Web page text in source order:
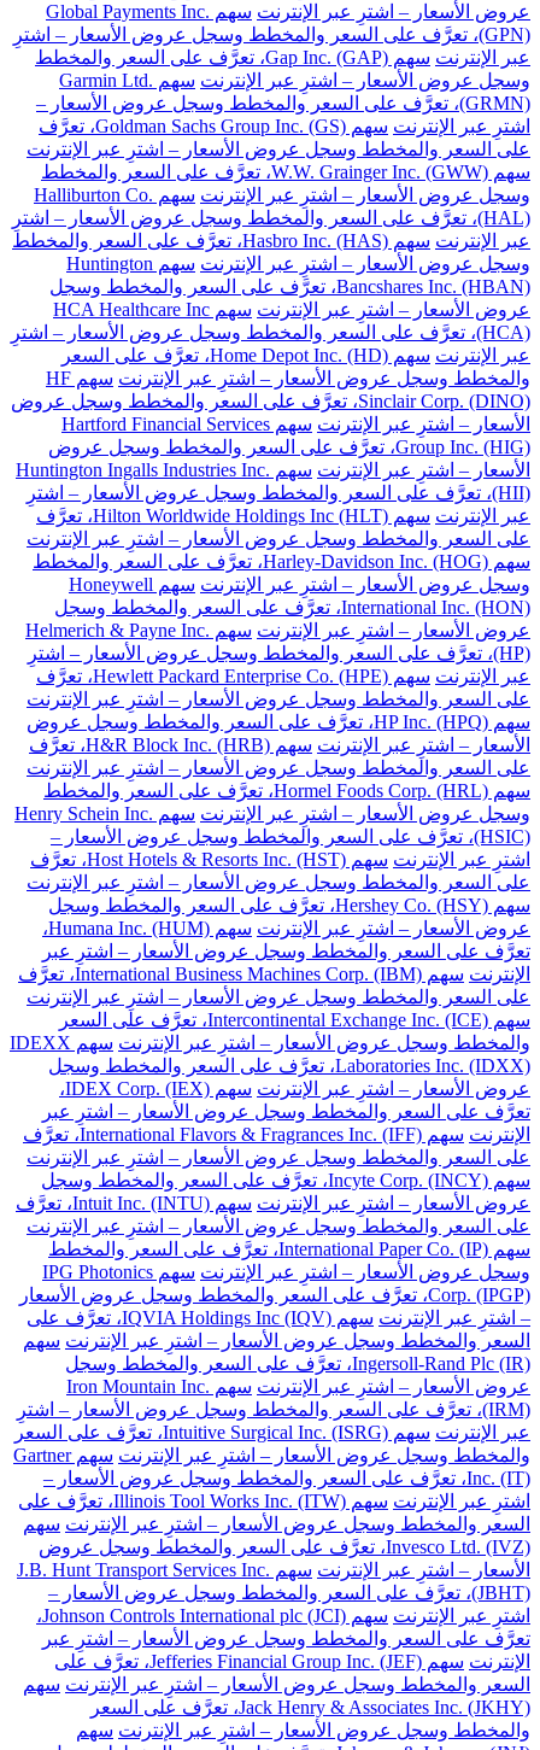
عروض الأسعار – اشترِ عبر الإنترنت
سهم Global Payments Inc.
(GPN)، تعرَّف على السعر والمخطط وسجل عروض الأسعار – اشترِ
عبر الإنترنت
سهم Gap Inc. (GAP)، تعرَّف على السعر والمخطط
وسجل عروض الأسعار – اشترِ عبر الإنترنت
سهم Garmin Ltd.
(GRMN)، تعرَّف على السعر والمخطط وسجل عروض الأسعار –
اشترِ عبر الإنترنت
سهم Goldman Sachs Group Inc. (GS)، تعرَّف
على السعر والمخطط وسجل عروض الأسعار – اشترِ عبر الإنترنت
سهم W.W. Grainger Inc. (GWW)، تعرَّف على السعر والمخطط
وسجل عروض الأسعار – اشترِ عبر الإنترنت
سهم Halliburton Co.
(HAL)، تعرَّف على السعر والمخطط وسجل عروض الأسعار – اشترِ
عبر الإنترنت
سهم Hasbro Inc. (HAS)، تعرَّف على السعر والمخطط
وسجل عروض الأسعار – اشترِ عبر الإنترنت
سهم Huntington
Bancshares Inc. (HBAN)، تعرَّف على السعر والمخطط وسجل
عروض الأسعار – اشترِ عبر الإنترنت
سهم HCA Healthcare Inc
(HCA)، تعرَّف على السعر والمخطط وسجل عروض الأسعار – اشترِ
عبر الإنترنت
سهم Home Depot Inc. (HD)، تعرَّف على السعر
والمخطط وسجل عروض الأسعار – اشترِ عبر الإنترنت
سهم HF
Sinclair Corp. (DINO)، تعرَّف على السعر والمخطط وسجل عروض
الأسعار – اشترِ عبر الإنترنت
سهم Hartford Financial Services
Group Inc. (HIG)، تعرَّف على السعر والمخطط وسجل عروض
الأسعار – اشترِ عبر الإنترنت
سهم Huntington Ingalls Industries Inc.
(HII)، تعرَّف على السعر والمخطط وسجل عروض الأسعار – اشترِ
عبر الإنترنت
سهم Hilton Worldwide Holdings Inc (HLT)، تعرَّف
على السعر والمخطط وسجل عروض الأسعار – اشترِ عبر الإنترنت
سهم Harley-Davidson Inc. (HOG)، تعرَّف على السعر والمخطط
وسجل عروض الأسعار – اشترِ عبر الإنترنت
سهم Honeywell
International Inc. (HON)، تعرَّف على السعر والمخطط وسجل
عروض الأسعار – اشترِ عبر الإنترنت
سهم Helmerich & Payne Inc.
(HP)، تعرَّف على السعر والمخطط وسجل عروض الأسعار – اشترِ
عبر الإنترنت
سهم Hewlett Packard Enterprise Co. (HPE)، تعرَّف
على السعر والمخطط وسجل عروض الأسعار – اشترِ عبر الإنترنت
سهم HP Inc. (HPQ)، تعرَّف على السعر والمخطط وسجل عروض
الأسعار – اشترِ عبر الإنترنت
سهم H&R Block Inc. (HRB)، تعرَّف
على السعر والمخطط وسجل عروض الأسعار – اشترِ عبر الإنترنت
سهم Hormel Foods Corp. (HRL)، تعرَّف على السعر والمخطط
وسجل عروض الأسعار – اشترِ عبر الإنترنت
سهم Henry Schein Inc.
(HSIC)، تعرَّف على السعر والمخطط وسجل عروض الأسعار –
اشترِ عبر الإنترنت
سهم Host Hotels & Resorts Inc. (HST)، تعرَّف
على السعر والمخطط وسجل عروض الأسعار – اشترِ عبر الإنترنت
سهم Hershey Co. (HSY)، تعرَّف على السعر والمخطط وسجل
عروض الأسعار – اشترِ عبر الإنترنت
سهم Humana Inc. (HUM)،
تعرَّف على السعر والمخطط وسجل عروض الأسعار – اشترِ عبر
الإنترنت
سهم International Business Machines Corp. (IBM)، تعرَّف
على السعر والمخطط وسجل عروض الأسعار – اشترِ عبر الإنترنت
سهم Intercontinental Exchange Inc. (ICE)، تعرَّف على السعر
والمخطط وسجل عروض الأسعار – اشترِ عبر الإنترنت
سهم IDEXX
Laboratories Inc. (IDXX)، تعرَّف على السعر والمخطط وسجل
عروض الأسعار – اشترِ عبر الإنترنت
سهم IDEX Corp. (IEX)،
تعرَّف على السعر والمخطط وسجل عروض الأسعار – اشترِ عبر
الإنترنت
سهم International Flavors & Fragrances Inc. (IFF)، تعرَّف
على السعر والمخطط وسجل عروض الأسعار – اشترِ عبر الإنترنت
سهم Incyte Corp. (INCY)، تعرَّف على السعر والمخطط وسجل
عروض الأسعار – اشترِ عبر الإنترنت
سهم Intuit Inc. (INTU)، تعرَّف
على السعر والمخطط وسجل عروض الأسعار – اشترِ عبر الإنترنت
سهم International Paper Co. (IP)، تعرَّف على السعر والمخطط
وسجل عروض الأسعار – اشترِ عبر الإنترنت
سهم IPG Photonics
Corp. (IPGP)، تعرَّف على السعر والمخطط وسجل عروض الأسعار
– اشترِ عبر الإنترنت
سهم IQVIA Holdings Inc (IQV)، تعرَّف على
السعر والمخطط وسجل عروض الأسعار – اشترِ عبر الإنترنت سهم
Ingersoll-Rand Plc (IR)، تعرَّف على السعر والمخطط وسجل
عروض الأسعار – اشترِ عبر الإنترنت
سهم Iron Mountain Inc.
(IRM)، تعرَّف على السعر والمخطط وسجل عروض الأسعار – اشترِ
عبر الإنترنت
سهم Intuitive Surgical Inc. (ISRG)، تعرَّف على السعر
والمخطط وسجل عروض الأسعار – اشترِ عبر الإنترنت
سهم Gartner
Inc. (IT)، تعرَّف على السعر والمخطط وسجل عروض الأسعار –
اشترِ عبر الإنترنت
سهم Illinois Tool Works Inc. (ITW)، تعرَّف على
السعر والمخطط وسجل عروض الأسعار – اشترِ عبر الإنترنت سهم
Invesco Ltd. (IVZ)، تعرَّف على السعر والمخطط وسجل عروض
الأسعار – اشترِ عبر الإنترنت
سهم J.B. Hunt Transport Services Inc.
(JBHT)، تعرَّف على السعر والمخطط وسجل عروض الأسعار –
اشترِ عبر الإنترنت
سهم Johnson Controls International plc (JCI)،
تعرَّف على السعر والمخطط وسجل عروض الأسعار – اشترِ عبر
الإنترنت
سهم Jefferies Financial Group Inc. (JEF)، تعرَّف على
السعر والمخطط وسجل عروض الأسعار – اشترِ عبر الإنترنت سهم
Jack Henry & Associates Inc. (JKHY)، تعرَّف على السعر
والمخطط وسجل عروض الأسعار – اشترِ عبر الإنترنت سهم